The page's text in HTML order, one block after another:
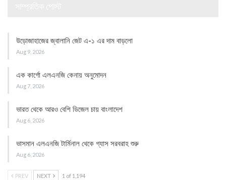
উড়োজাহাজের জ্বালানি জেট এ-১ এর দাম বাড়লো
Aug 9, 2026
এক কার্গো এলএনজি কেনায় অনুমোদন
Aug 7, 2026
ভারত থেকে আরও বেশি ডিজেল চায় বাংলাদেশ
Aug 6, 2026
ভাসমান এলএনজি টার্মিনাল থেকে গ্যাস সরবরাহ শুরু
Aug 6, 2026
PREV NEXT 1 of 1,194